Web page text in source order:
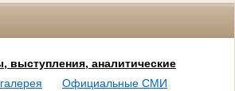
выступления, аналитические
Официальные СМИ